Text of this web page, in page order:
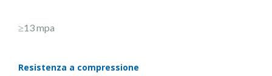
≥13 mpa
Resistenza a compressione